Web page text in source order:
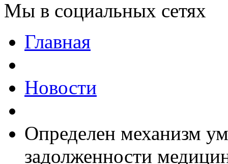
Мы в социальных сетях
Главная
Новости
Определен механизм
задолженности